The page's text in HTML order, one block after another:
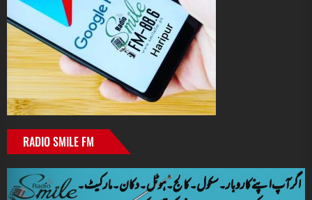
RADIO SMILE FM